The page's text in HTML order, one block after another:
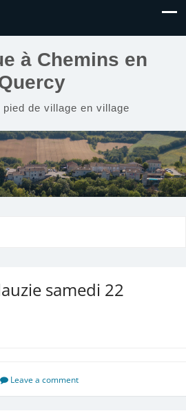
à Chemins en
pied de village en village
samedi 22
Leave a comment